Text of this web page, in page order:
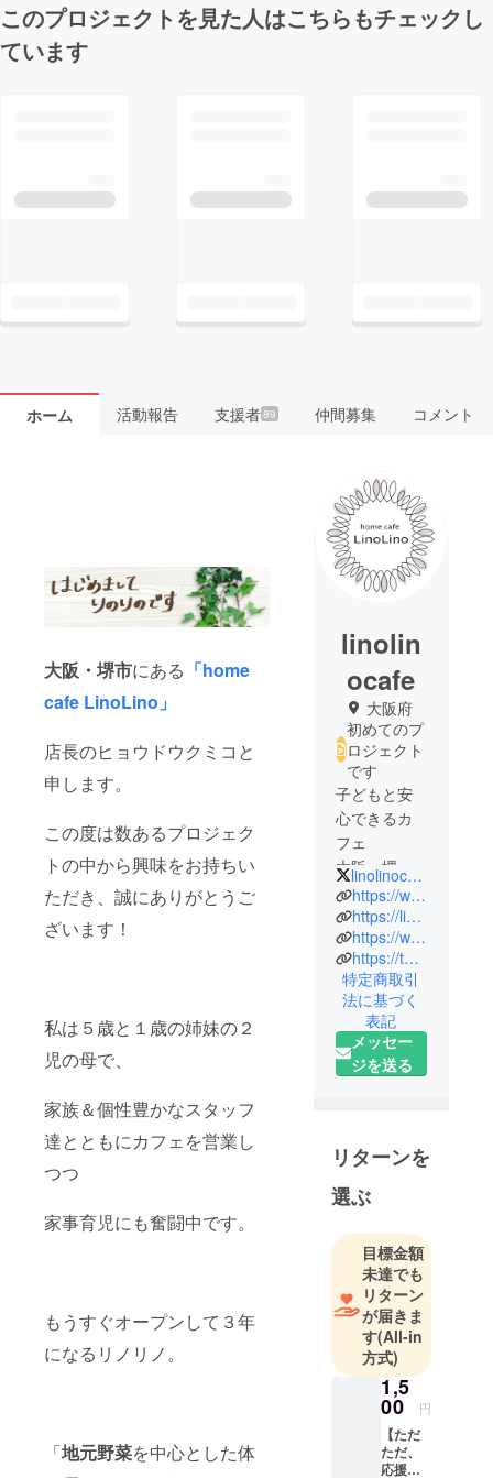
このプロジェクトを見た人はこちらもチェックし
ています
ホーム 活動報告 支援者89 仲間募集 コメント
大阪・堺市にある 「home
cafe LinoLino」
店長のヒョウドウクミコと
申します。
この度は数あるプロジェク
トの中から興味をお持ちい
ただき、誠にありがとうご
ざいます！
私は５歳と１歳の姉妹の２
児の母で、
家族＆個性豊かなスタッフ
達とともにカフェを営業し
つつ
家事育児にも奮闘中です。
もうすぐオープンして３年
になるリノリノ。
「地元野菜を中心とした体
linolin
ocafe
大阪府
初めてのプ
ロジェクト
です
子どもと安
心できるカ
フェ
大阪・堺
「home cafe
Linolino」
linolinocafe
https://www.instagram.com/linolinocafe/
https://linolinocafe.owst.jp
https://www.facebook.com/linolinocafe
https://twitter.com/linolinocafe
特定商取引
法に基づく
表記
メッセー
ジを送る
リターンを
選ぶ
目標金額
未達でも
リターン
が届きま
す(All-in
方式)
1,5
00 円
【ただ
ただ、
応援】